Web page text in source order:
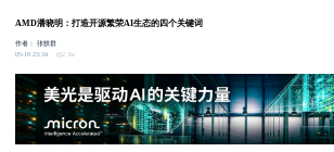
AMD潘晓明：打造开源繁荣AI生态的四个关键词
作者：张轶群
05-19 23:34
2.3w